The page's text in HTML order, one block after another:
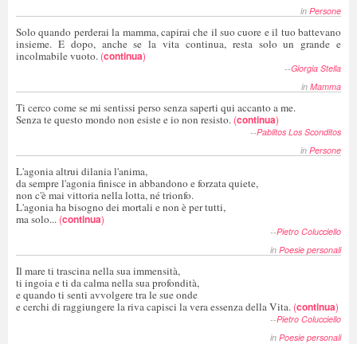
in Persone
Solo quando perderai la mamma, capirai che il suo cuore e il tuo battevano
insieme. E dopo, anche se la vita continua, resta solo un grande e
incolmabile vuoto. (continua)
--Giorgia Stella
in Mamma
Ti cerco come se mi sentissi perso senza saperti qui accanto a me.
Senza te questo mondo non esiste e io non resisto. (continua)
--Pablitos Los Sconditos
in Persone
L'agonia altrui dilania l'anima,
da sempre l'agonia finisce in abbandono e forzata quiete,
non c'è mai vittoria nella lotta, né trionfo.
L'agonia ha bisogno dei mortali e non è per tutti,
ma solo... (continua)
--Pietro Colucciello
in Poesie personali
Il mare ti trascina nella sua immensità,
ti ingoia e ti da calma nella sua profondità,
e quando ti senti avvolgere tra le sue onde
e cerchi di raggiungere la riva capisci la vera essenza della Vita. (continua)
--Pietro Colucciello
in Poesie personali